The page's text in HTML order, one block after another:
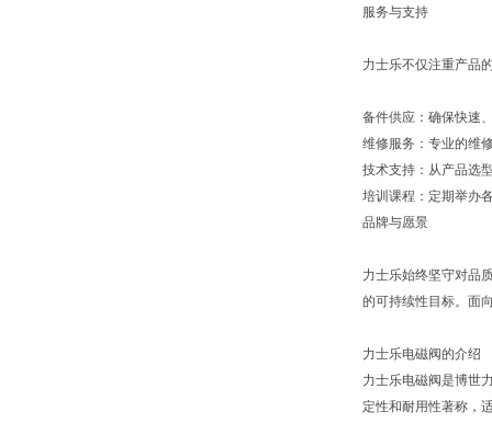
服务与支持
力士乐不仅注重产品
备件供应：确保快速
维修服务：专业的维
技术支持：从产品选
培训课程：定期举办
品牌与愿景
力士乐始终坚守对品
的可持续性目标。面
力士乐电磁阀的介绍
力士乐电磁阀是博世
定性和耐用性著称，